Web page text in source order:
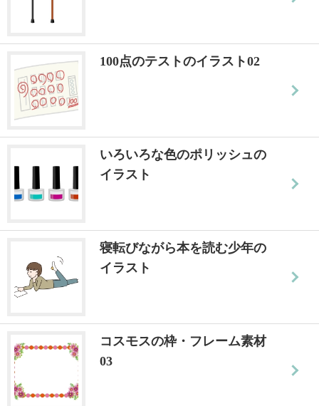
100点のテストのイラスト02
いろいろな色のポリッシュの
イラスト
寝転びながら本を読む少年の
イラスト
コスモスの枠・フレーム素材
03